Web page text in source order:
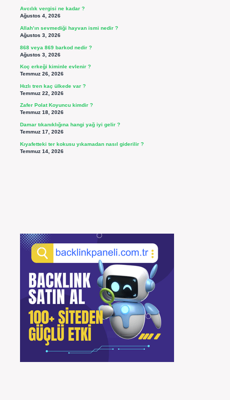
Avcılık vergisi ne kadar ?
Ağustos 4, 2026
Allah’ın sevmediği hayvan ismi nedir ?
Ağustos 3, 2026
868 veya 869 barkod nedir ?
Ağustos 3, 2026
Koç erkeği kiminle evlenir ?
Temmuz 26, 2026
Hızlı tren kaç ülkede var ?
Temmuz 22, 2026
Zafer Polat Koyuncu kimdir ?
Temmuz 18, 2026
Damar tıkanıklığına hangi yağ iyi gelir ?
Temmuz 17, 2026
Kıyafetteki ter kokusu yıkamadan nasıl giderilir ?
Temmuz 14, 2026